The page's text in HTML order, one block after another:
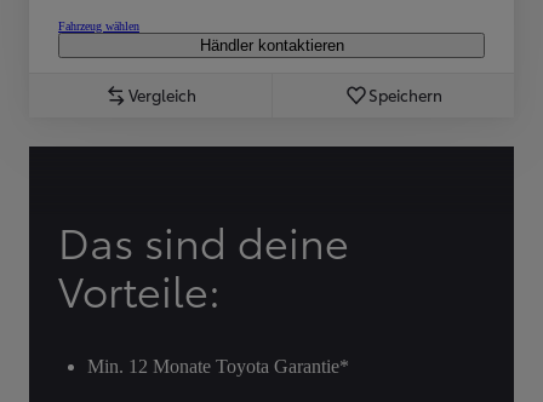
Fahrzeug wählen
Händler kontaktieren
Vergleich Speichern
Das sind deine
Vorteile:
Min. 12 Monate Toyota Garantie*